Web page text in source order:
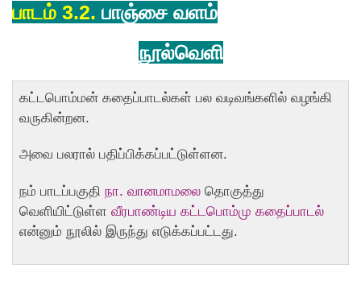
பாடம் 3.2. பாஞ்சை வளம்
நூல்வெளி
கட்டபொம்மன் கதைப்பாடல்கள் பல வடிவங்களில் வழங்கி
வருகின்றன.
அவை பலரால் பதிப்பிக்கப்பட்டுள்ளன.
நம் பாடப்பகுதி நா. வானமாமலை தொகுத்து
வெளியிட்டுள்ள வீரபாண்டிய கட்டபொம்மு கதைப்பாடல்
என்னும் நூலில் இருந்து எடுக்கப்பட்டது.